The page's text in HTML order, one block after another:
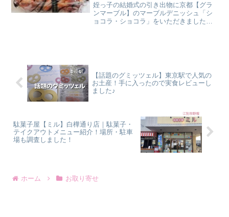
り寄せも調査！
姪っ子の結婚式の引き出物に京都【グラ
ンマーブル】のマーブルデニッシュ「シ
ョコラ・ショコラ」をいただきました。
【話題のグミッツェル】東京駅で人気の
お土産！手に入ったので実食レビューし
ました♪
駄菓子屋【ミル】白樺通り店｜駄菓子・
テイクアウトメニュー紹介！場所・駐車
場も調査しました！
ホーム お取り寄せ